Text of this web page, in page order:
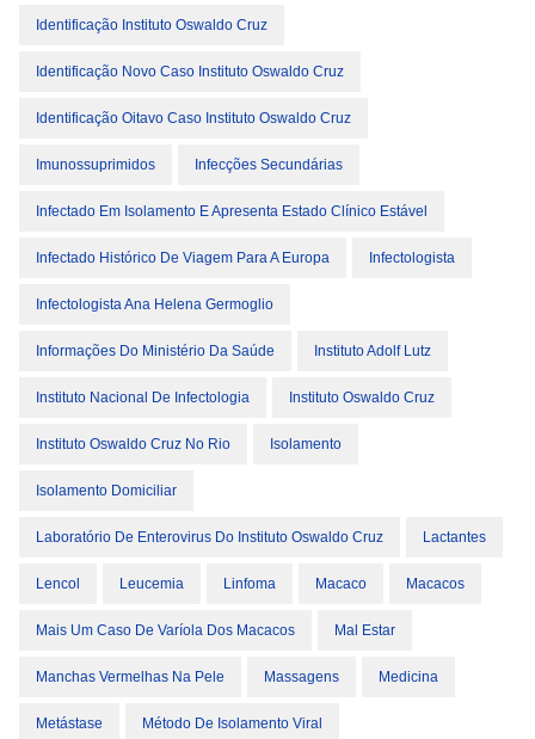
Identificação Instituto Oswaldo Cruz
Identificação Novo Caso Instituto Oswaldo Cruz
Identificação Oitavo Caso Instituto Oswaldo Cruz
Imunossuprimidos Infecções Secundárias
Infectado Em Isolamento E Apresenta Estado Clínico Estável
Infectado Histórico De Viagem Para A Europa Infectologista
Infectologista Ana Helena Germoglio
Informações Do Ministério Da Saúde Instituto Adolf Lutz
Instituto Nacional De Infectologia Instituto Oswaldo Cruz
Instituto Oswaldo Cruz No Rio Isolamento
Isolamento Domiciliar
Laboratório De Enterovirus Do Instituto Oswaldo Cruz Lactantes
Lencol Leucemia Linfoma Macaco Macacos
Mais Um Caso De Varíola Dos Macacos Mal Estar
Manchas Vermelhas Na Pele Massagens Medicina
Metástase Método De Isolamento Viral